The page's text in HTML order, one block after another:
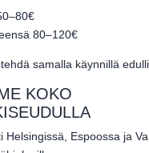
80–120€
samalla käynnillä
KOKO
Helsingissä, Espoossa ja